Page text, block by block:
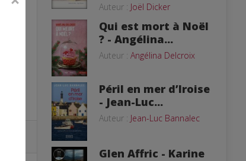
Auteur : Joël Dicker
Qui est mort à Noël
? - Angélina...
Auteur : Angélina Delcroix
Péril en mer d’Iroise
- Jean-Luc...
Auteur : Jean-Luc Bannalec
Glen Affric - Karine